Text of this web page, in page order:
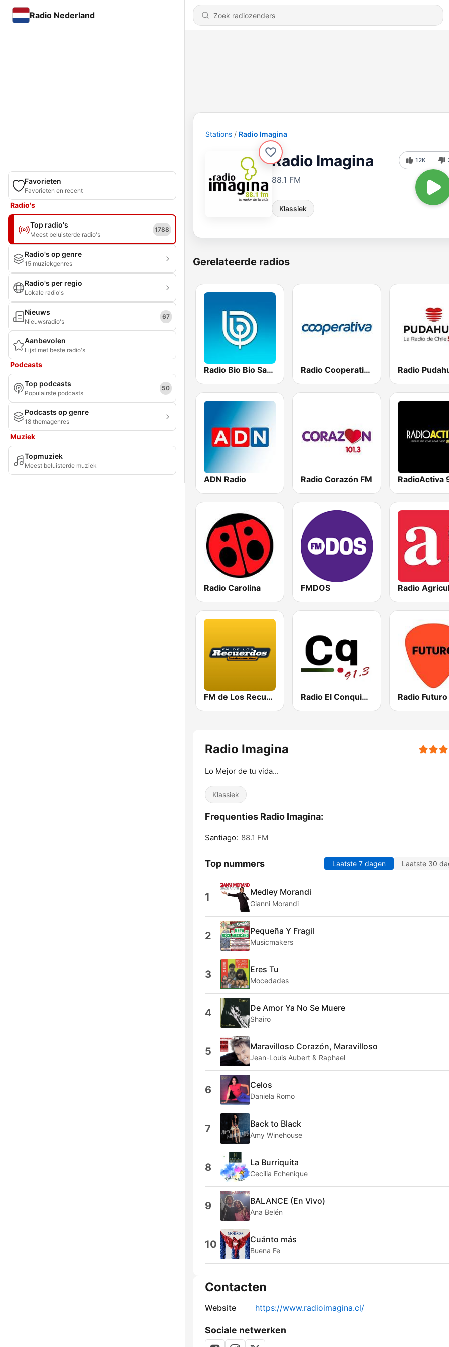
Radio Nederland
Favorieten
Favorieten en recent
Radio's
Top radio's
Meest beluisterde radio's
1788
Radio's op genre
15 muziekgenres
Radio's per regio
Lokale radio's
Nieuws
Nieuwsradio's
67
Aanbevolen
Lijst met beste radio's
Podcasts
Top podcasts
Populairste podcasts
50
Podcasts op genre
18 themagenres
Muziek
Topmuziek
Meest beluisterde muziek
Stations Radio Imagina
Radio Imagina
88.1 FM
Klassiek
12K
Gerelateerde radios
Radio Bio Bio Santiago Radio Cooperativa Radio
ADN Radio Radio Corazón FM RadioActiva
Radio Carolina FMDOS Radio
FM de Los Recuerdos Radio El Conquistador Radio Futuro
Radio Imagina
Lo Mejor de tu vida...
Klassiek
Frequenties Radio Imagina:
Santiago: 88.1 FM
Top nummers Laatste 7 dagen Laatste 30
1 Medley Morandi
Gianni Morandi
2 Pequeña Y Fragil
Musicmakers
3 Eres Tu
Mocedades
4 De Amor Ya No Se Muere
Shairo
5 Maravilloso Corazón, Maravilloso
Jean-Louis Aubert & Raphael
6 Celos
Daniela Romo
7 Back to Black
Amy Winehouse
8 La Burriquita
Cecilia Echenique
9 BALANCE (En Vivo)
Ana Belén
10 Cuánto más
Buena Fe
Contacten
Website https://www.radioimagina.cl/
Sociale netwerken